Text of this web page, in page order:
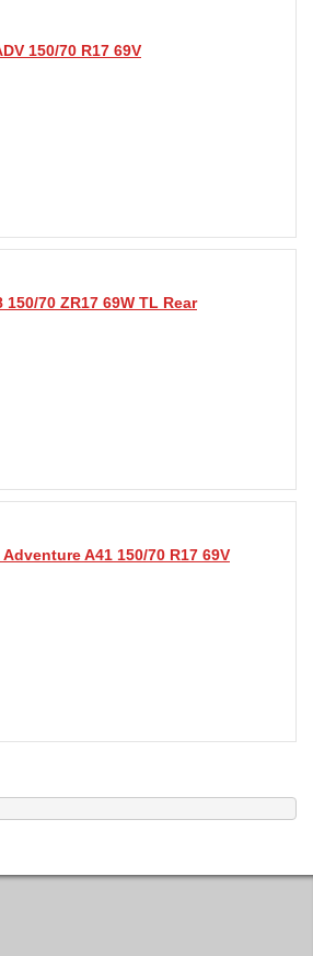
150/70 R17 69V
70 ZR17 69W TL Rear
A41 150/70 R17 69V